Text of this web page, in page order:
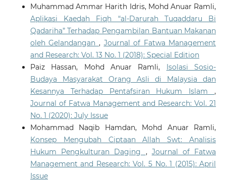
Muhammad Ammar Harith Idris, Mohd Anuar Ramli,
Aplikasi Kaedah Fiqh “al-Darurah Tuqaddaru Bi
Qadariha” Terhadap Pengambilan Bantuan Makanan
oleh Gelandangan , Journal of Fatwa Management
and Research: Vol. 13 No. 1 (2018): Special Edition
Paiz Hassan, Mohd Anuar Ramli, Isolasi Sosio-
Budaya Masyarakat Orang Asli di Malaysia dan
Kesannya Terhadap Pentafsiran Hukum Islam,
Journal of Fatwa Management and Research: Vol. 21
No. 1 (2020): July Issue
Mohammad Naqib Hamdan, Mohd Anuar Ramli,
Konsep Mengubah Ciptaan Allah Swt: Analisis
Hukum Pengkulturan Daging , Journal of Fatwa
Management and Research: Vol. 5 No. 1 (2015): April
Issue